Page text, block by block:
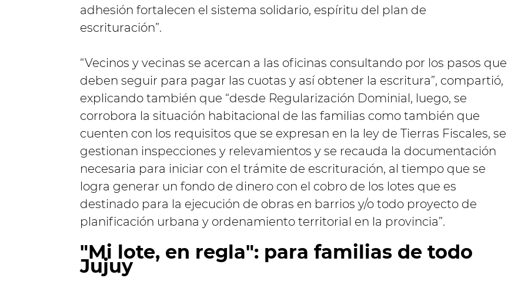
adhesión fortalecen el sistema solidario, espíritu del plan de
escrituración”.
“Vecinos y vecinas se acercan a las oficinas consultando por los pasos que
deben seguir para pagar las cuotas y así obtener la escritura”, compartió,
explicando también que “desde Regularización Dominial, luego, se
corrobora la situación habitacional de las familias como también que
cuenten con los requisitos que se expresan en la ley de Tierras Fiscales, se
gestionan inspecciones y relevamientos y se recauda la documentación
necesaria para iniciar con el trámite de escrituración, al tiempo que se
logra generar un fondo de dinero con el cobro de los lotes que es
destinado para la ejecución de obras en barrios y/o todo proyecto de
planificación urbana y ordenamiento territorial en la provincia”.
"Mi lote, en regla": para familias de todo
Jujuy